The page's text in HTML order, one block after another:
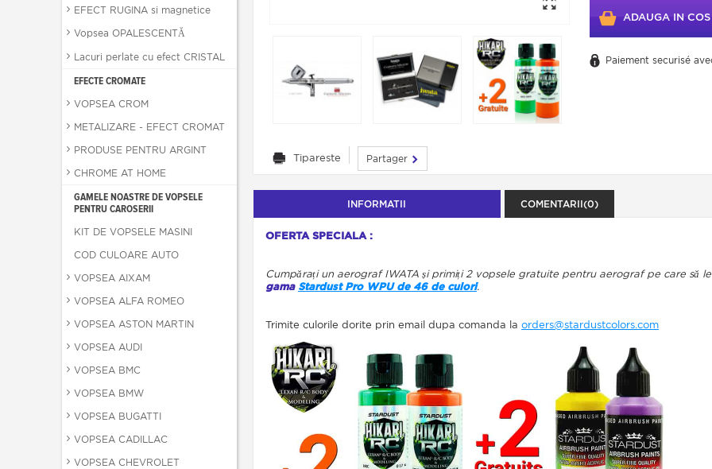
EFECT RUGINA si magnetice
Vopsea OPALESCENTĂ
Lacuri perlate cu efect CRISTAL
EFECTE CROMATE
VOPSEA CROM
METALIZARE - EFECT CROMAT
PRODUSE PENTRU ARGINT
CHROME AT HOME
GAMELE NOASTRE DE VOPSELE
PENTRU CAROSERII
KIT DE VOPSELE MASINI
COD CULOARE AUTO
VOPSEA AIXAM
VOPSEA ALFA ROMEO
VOPSEA ASTON MARTIN
VOPSEA AUDI
VOPSEA BMC
VOPSEA BMW
VOPSEA BUGATTI
VOPSEA CADILLAC
VOPSEA CHEVROLET
ADAUGA IN COS
Paiement securisé
Tipareste Partager
INFORMATII COMENTARII(0)
OFERTA SPECIALA :
Cumpărați un aerograf IWATA și primiți 2 vopsele gratuite pentru aerograf pe care să
gama Stardust Pro WPU de 46 de culori.
Trimite culorile dorite prin email dupa comanda la orders@stardustcolors.com